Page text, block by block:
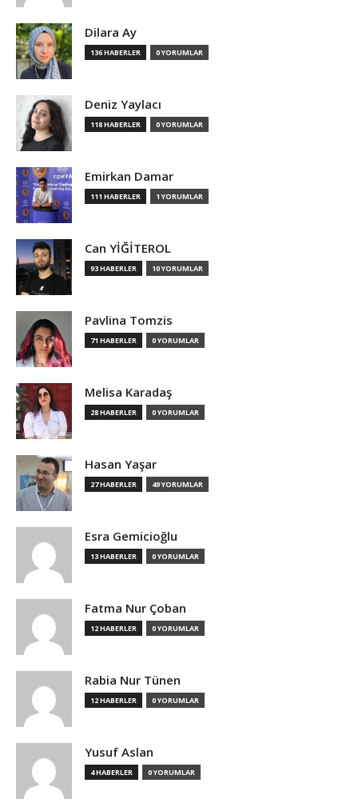
Dilara Ay
136 HABERLER 0 YORUMLAR
Deniz Yaylacı
118 HABERLER 0 YORUMLAR
Emirkan Damar
111 HABERLER 1 YORUMLAR
Can YİĞİTEROL
93 HABERLER 10 YORUMLAR
Pavlina Tomzis
71 HABERLER 0 YORUMLAR
Melisa Karadaş
28 HABERLER 0 YORUMLAR
Hasan Yaşar
27 HABERLER 49 YORUMLAR
Esra Gemicioğlu
13 HABERLER 0 YORUMLAR
Fatma Nur Çoban
12 HABERLER 0 YORUMLAR
Rabia Nur Tünen
12 HABERLER 0 YORUMLAR
Yusuf Aslan
4 HABERLER 0 YORUMLAR